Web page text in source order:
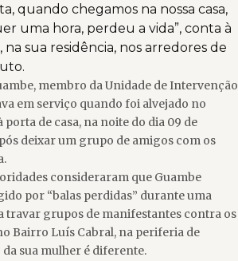
quando chegamos na nossa casa,
uma hora, perdeu a vida”, conta à
na sua residência, nos arredores de
membro da Unidade de Intervenção
em serviço quando foi alvejado no
porta de casa, na noite do dia 09 de
deixar um grupo de amigos com os
consideraram que Guambe
por “balas perdidas” durante uma
travar grupos de manifestantes contra os
Bairro Luís Cabral, na periferia de
sua mulher é diferente.